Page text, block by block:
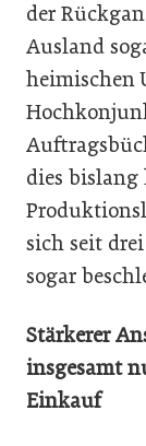
der
Ausland
heimischen
dies bislang
sich seit
sogar
Stärkerer
insgesamt
Einkauf